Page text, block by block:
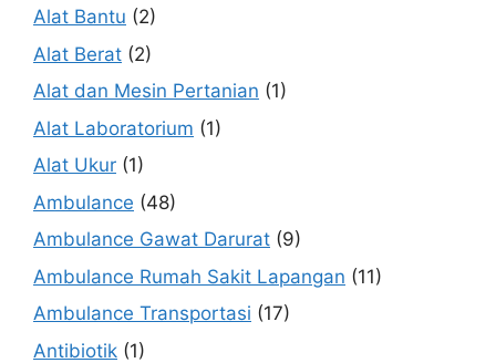
Alat Bantu (2)
Alat Berat (2)
Alat dan Mesin Pertanian (1)
Alat Laboratorium (1)
Alat Ukur (1)
Ambulance (48)
Ambulance Gawat Darurat (9)
Ambulance Rumah Sakit Lapangan (11)
Ambulance Transportasi (17)
Antibiotik (1)